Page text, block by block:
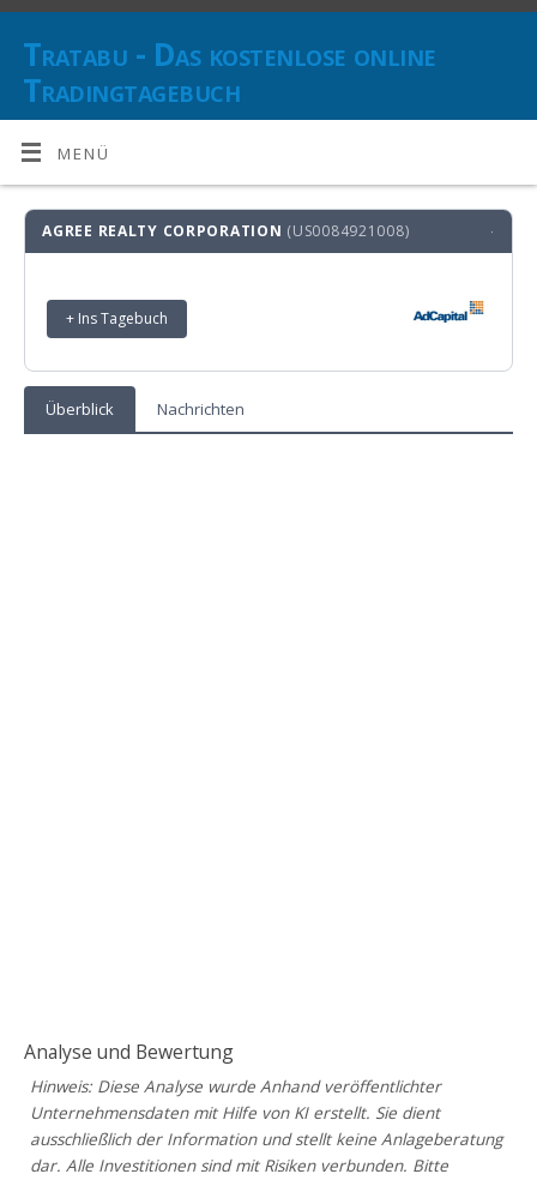
Tratabu - Das kostenlose online
Tradingtagebuch
DOKUMENTIEREN SIE IHRE TRANSAKTIONEN UND BEHALTEN SIE
DEN ÜBERBLICK ÜBER IHRE ANLAGESTRATEGIE(N)
MENÜ
AGREE REALTY CORPORATION (US0084921008) ·
+ Ins Tagebuch
Überblick Nachrichten
Analyse und Bewertung
Hinweis: Diese Analyse wurde Anhand veröffentlichter
Unternehmensdaten mit Hilfe von KI erstellt. Sie dient
ausschließlich der Information und stellt keine Anlageberatung
dar. Alle Investitionen sind mit Risiken verbunden. Bitte